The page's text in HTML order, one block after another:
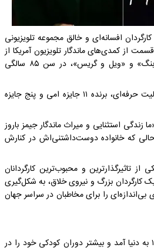
کارگردان افسانه‌ای و خالق مجموعه تلویزیونی
از کمدی‌های ماندگار تلویزیون آمریکا از
جمله «دوستان»، «تئوری بیگ بنگ» و «ویل و گریس»، در سن ۸۵ سالگی
او در طول بیش از ۵۰ سال فعالیت حرفه‌ای، برنده ۱۱ جایزه امی و پنج جایزه
زندگی استثنایی و میراث ماندگار جیمز باروز
که خانواده دوست‌داشتنی‌اش در کنارش
تاثیرگذارترین و محبوب‌ترین کارگردانان
یک کارگردان بزرگ و نیروی خلاق، به شکل‌گیری
را برای مخاطبان در سراسر جهان
باروز در لس‌آنجلس در سال ۱۹۴۰ به دنیا آمد و بیشتر دوران کودکی خود را در